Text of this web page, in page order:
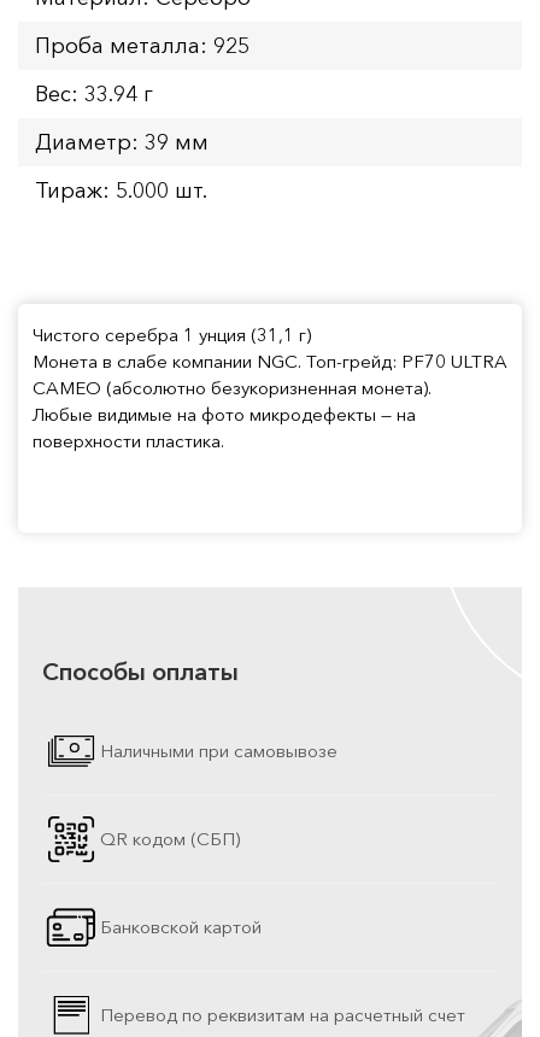
Проба металла: 925
Вес: 33.94 г
Диаметр: 39 мм
Тираж: 5.000 шт.
Чистого серебра 1 унция (31,1 г)
Монета в слабе компании NGC. Топ-грейд: PF70 ULTRA
CAMEO (абсолютно безукоризненная монета).
Любые видимые на фото микродефекты — на
поверхности пластика.
Способы оплаты
Наличными при самовывозе
QR кодом (СБП)
Банковской картой
Перевод по реквизитам на расчетный счет